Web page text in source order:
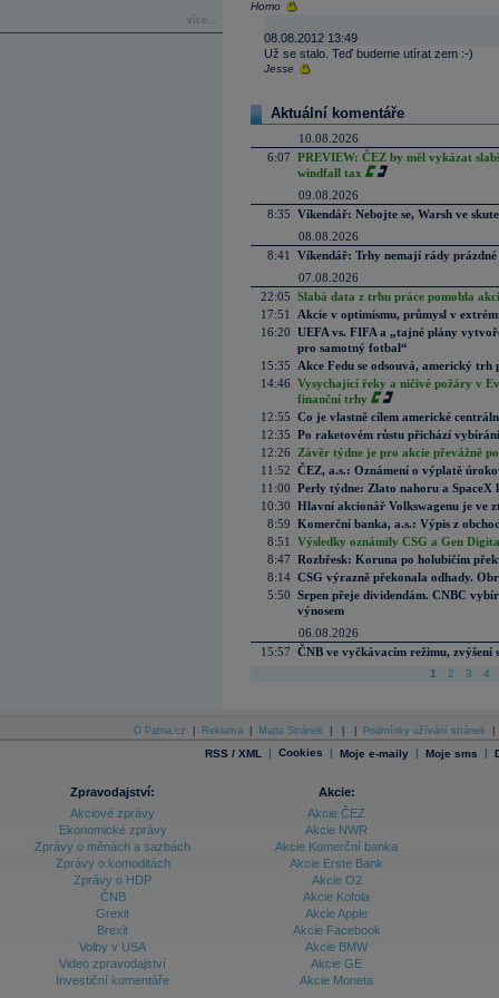
více...
Homo
08.08.2012 13:49
Už se stalo. Teď budeme utírat zem :-)
Jesse
Aktuální komentáře
10.08.2026
6:07 PREVIEW: ČEZ by měl vykázat
windfall tax
09.08.2026
8:35 Víkendář: Nebojte se, Warsh ve
08.08.2026
8:41
Víkendář: Trhy nemají rády prázdné
07.08.2026
22:05 Slabá data z trhu práce pomohla
17:51
Akcie v optimismu, průmysl v
16:20 UEFA vs. FIFA a „tajné plány
pro samotný fotbal“
15:35
Akce Fedu se odsouvá, americký
14:46 Vysychající řeky a ničivé požáry v
finanční trhy
12:55 Co je vlastně cílem americké
12:35 Po raketovém růstu přichází
12:26
Závěr týdne je pro akcie převážně
11:52 ČEZ, a.s.: Oznámení o výplatě
11:00 Perly týdne: Zlato nahoru a SpaceX
10:30 Hlavní akcionář Volkswagenu je ve
8:59 Komerční banka, a.s.: Výpis z
8:51
Výsledky oznámily CSG a Gen
8:47 Rozbřesk: Koruna po holubičím
8:14 CSG výrazně překonala odhady.
5:50 Srpen přeje dividendám. CNBC
výnosem
06.08.2026
15:57 ČNB ve vyčkávacím režimu, zvýšení
1 2 3 4
O Patria.cz Reklama Mapa Stránek Podmínky užívání stránek
RSS / XML | Cookies | Moje e-maily | Moje sms |
Zpravodajství:
Akciové zprávy
Ekonomické zprávy
Zprávy o měnách a sazbách
Zprávy o komoditách
Zprávy o HDP
ČNB
Grexit
Brexit
Volby v USA
Video zpravodajství
Investiční komentáře
Akcie:
Akcie ČEZ
Akcie NWR
Akcie Komerční banka
Akcie Erste Bank
Akcie O2
Akcie Kofola
Akcie Apple
Akcie Facebook
Akcie BMW
Akcie GE
Akcie Moneta